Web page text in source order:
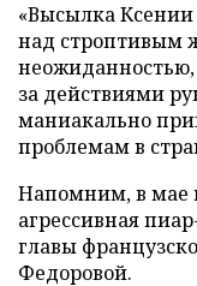
«Высылка
над строптивым
за действиями
маниакально
проблемам в
Напомним, в мае
агрессивная
главы
Федоровой.